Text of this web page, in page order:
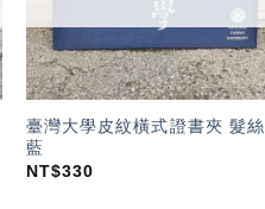
臺灣大學皮紋橫式證書夾 髮絲
藍
NT$330